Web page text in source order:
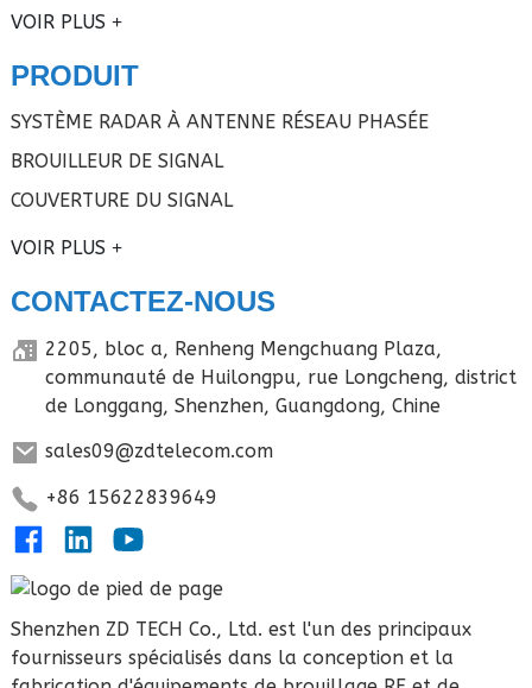
VOIR PLUS
PRODUIT
SYSTÈME RADAR À ANTENNE RÉSEAU PHASÉE
BROUILLEUR DE SIGNAL
COUVERTURE DU SIGNAL
VOIR PLUS
CONTACTEZ-NOUS
2205, bloc a, Renheng Mengchuang Plaza,
communauté de Huilongpu, rue Longcheng, district
de Longgang, Shenzhen, Guangdong, Chine
sales09@zdtelecom.com
+86 15622839649
Shenzhen ZD TECH Co., Ltd. est l'un des principaux
fournisseurs spécialisés dans la conception et la